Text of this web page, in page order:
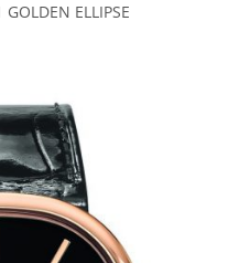
ELLIPSE